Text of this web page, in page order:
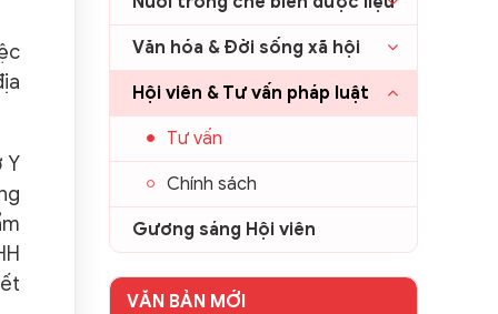
Y
Văn hóa & Đời sống xã hội
Hội viên & Tư vấn pháp luật
Tư vấn
Chính sách
Gương sáng Hội viên
VĂN BẢN MỚI